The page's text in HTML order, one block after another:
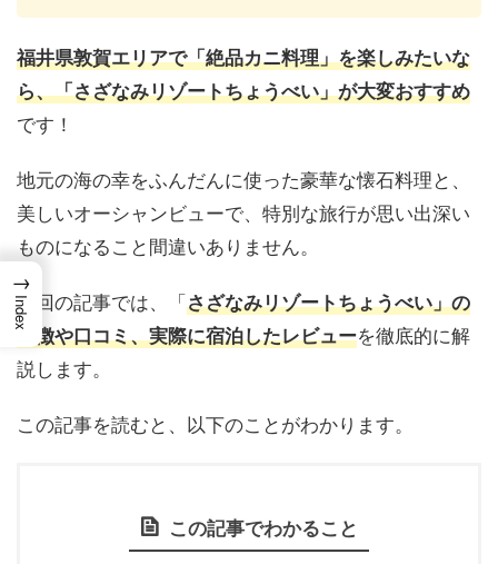
福井県敦賀エリアで「絶品カニ料理」を楽しみたいな
ら、「さざなみリゾートちょうべい」が大変おすすめ
です！
地元の海の幸をふんだんに使った豪華な懐石料理と、
美しいオーシャンビューで、特別な旅行が思い出深い
ものになること間違いありません。
今回の記事では、「さざなみリゾートちょうべい」の
特徴や口コミ、実際に宿泊したレビューを徹底的に解
説します。
この記事を読むと、以下のことがわかります。
この記事でわかること
→
Index